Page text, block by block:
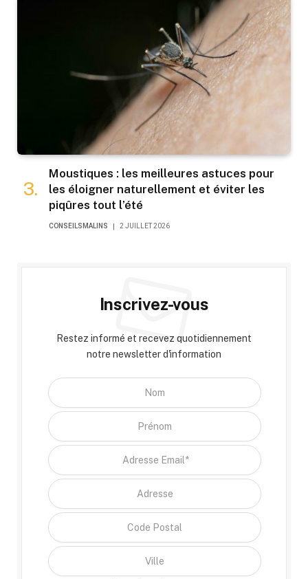
Moustiques : les meilleures astuces pour
les éloigner naturellement et éviter les
piqûres tout l’été
CONSEILSMALINS 2 JUILLET 2026
Inscrivez-vous
Restez informé et recevez quotidiennement
notre newsletter d'information